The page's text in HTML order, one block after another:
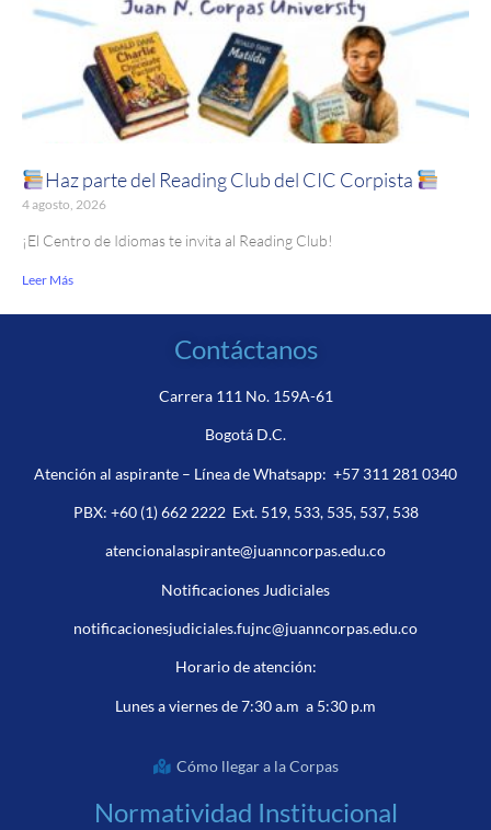
Haz parte del Reading Club del CIC Corpista
4 agosto, 2026
¡El Centro de Idiomas te invita al Reading Club!
Leer Más
Contáctanos
Carrera 111 No. 159A-61
Bogotá D.C.
Atención al aspirante – Línea de Whatsapp: +57 311 281 0340
PBX: +60 (1) 662 2222Ext. 519, 533, 535, 537, 538
atencionalaspirante@juanncorpas.edu.co
Notificaciones Judiciales
notificacionesjudiciales.fujnc@juanncorpas.edu.co
Horario de atención:
Lunes a viernes de 7:30 a.m a 5:30 p.m
Cómo llegar a la Corpas
Normatividad Institucional